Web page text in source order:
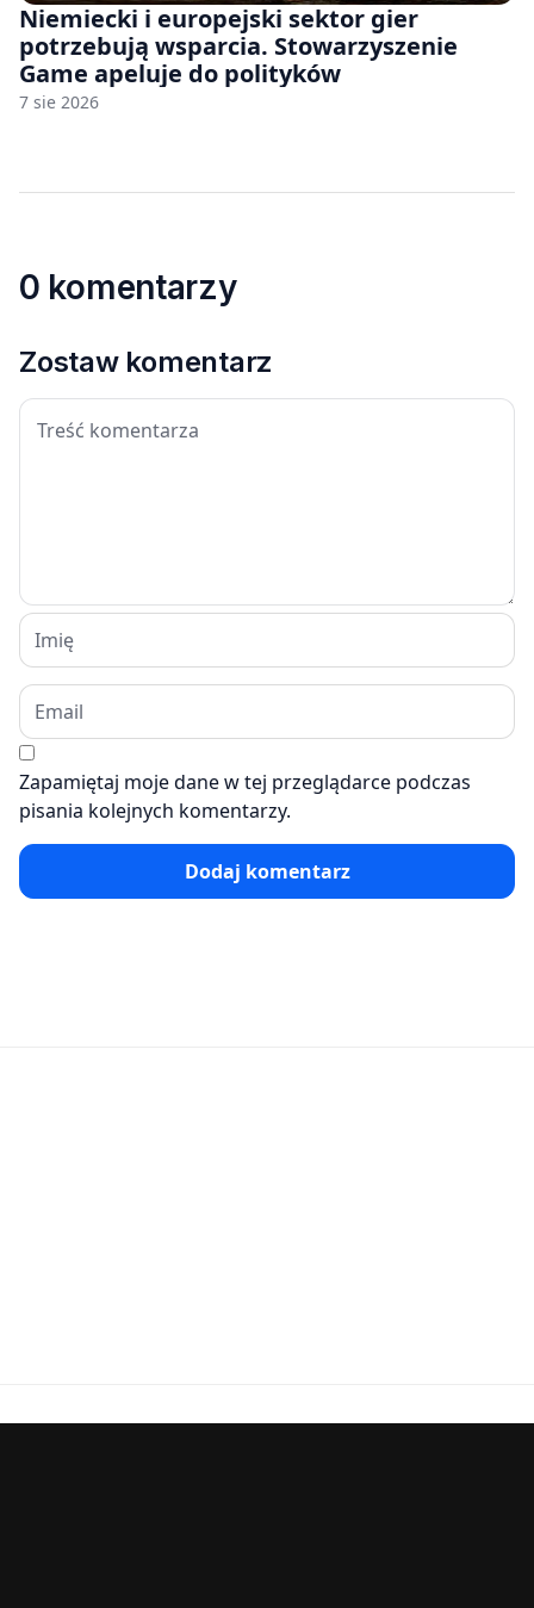
Niemiecki i europejski sektor gier
potrzebują wsparcia. Stowarzyszenie
Game apeluje do polityków
7 sie 2026
0 komentarzy
Zostaw komentarz
Zapamiętaj moje dane w tej przeglądarce podczas
pisania kolejnych komentarzy.
Dodaj komentarz